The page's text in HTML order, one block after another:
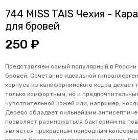
744 MISS TAIS Чехия -
для бровей
250 ₽
Представляем самый популярный в
бровей. Сочетание идеальной
корпуса из калифорнийского кедра
только комфортным, но и
чувствительной кожей или, например,
Дерево обладает сильнейшим
позволяет размножаться бактериям на
является прекрасным природным